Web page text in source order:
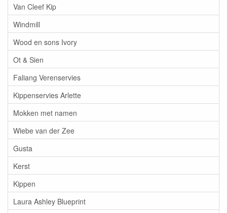
Van Cleef Kip
Windmill
Wood en sons Ivory
Ot & Sien
Faliang Verenservies
Kippenservies Arlette
Mokken met namen
Wiebe van der Zee
Gusta
Kerst
Kippen
Laura Ashley Blueprint